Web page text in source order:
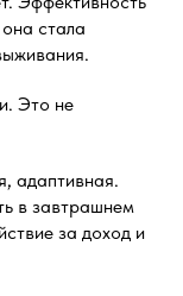
стала
Это не
адаптивная.
в завтрашнем
за доход и